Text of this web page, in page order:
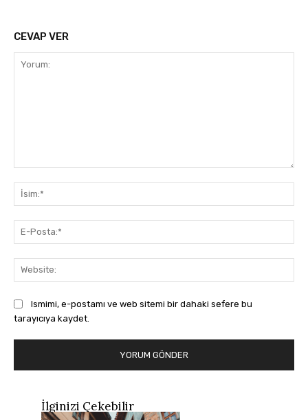
CEVAP VER
Ismimi, e-postamı ve web sitemi bir dahaki sefere bu
tarayıcıya kaydet.
İlginizi Çekebilir